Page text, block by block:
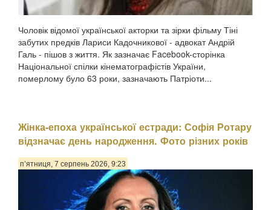
Чоловік відомої української акторки та зірки фільму Тіні
забутих предків Лариси Кадочникової - адвокат Андрій
Галь - пішов з життя. Як зазначає Facebook-сторінка
Національної спілки кінематографістів України,
померлому було 63 роки, зазначають Патріоти...
Жінка-епоха української естради: Софія Ротару
відзначає день народження. Фото різних років
п’ятниця, 7 серпень 2026, 9:23